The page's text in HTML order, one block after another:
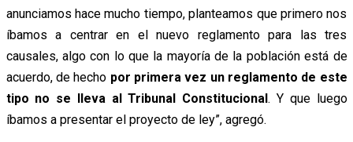
anunciamos hace mucho tiempo, planteamos que primero nos
íbamos a centrar en el nuevo reglamento para las tres
causales, algo con lo que la mayoría de la población está de
acuerdo, de hecho por primera vez un reglamento de este
tipo no se lleva al Tribunal Constitucional. Y que luego
íbamos a presentar el proyecto de ley”, agregó.